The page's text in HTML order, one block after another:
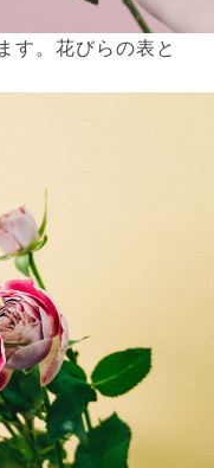
す。花びらの表と